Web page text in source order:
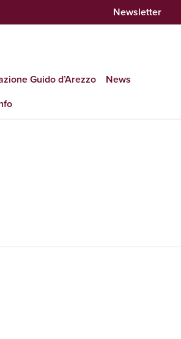
Newsletter
Guido d’Arezzo
News